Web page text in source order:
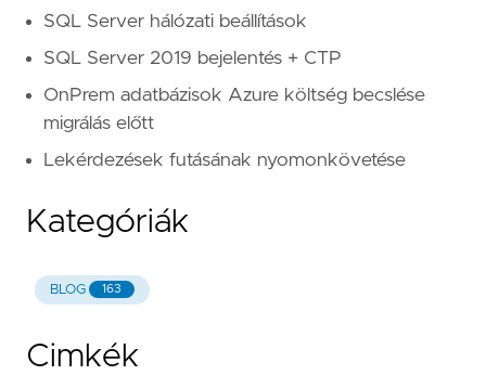
SQL Server hálózati beállítások
SQL Server 2019 bejelentés + CTP
OnPrem adatbázisok Azure költség becslése
migrálás előtt
Lekérdezések futásának nyomonkövetése
Kategóriák
BLOG 163
Cimkék